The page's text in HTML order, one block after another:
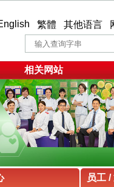
繁體 其他语言
相关网站
员工